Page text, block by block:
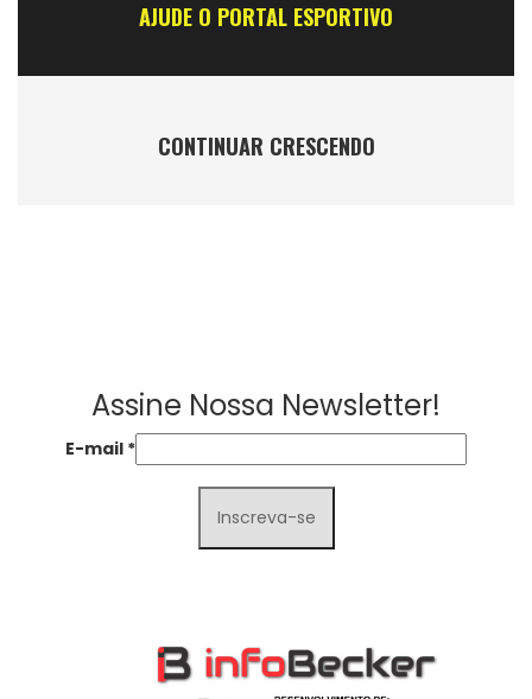
AJUDE O PORTAL ESPORTIVO
CONTINUAR CRESCENDO
Assine Nossa Newsletter!
E-mail *